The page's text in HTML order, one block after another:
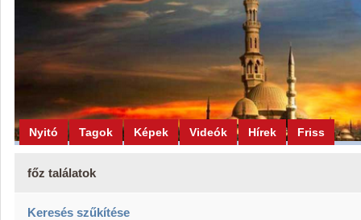
Nyitó Tagok Képek Videók Hírek Friss
főz találatok
Keresés szűkítése